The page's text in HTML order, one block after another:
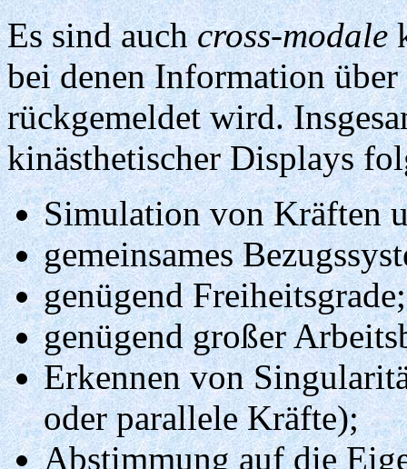
Es sind auchcross-modale
bei denen Information
rückgemeldet wird.
kinästhetischer Displays
Simulation von Kräften
gemeinsames
genügend Freiheitsgrade;
genügend großer
Erkennen von
oder parallele Kräfte);
Abstimmung auf die